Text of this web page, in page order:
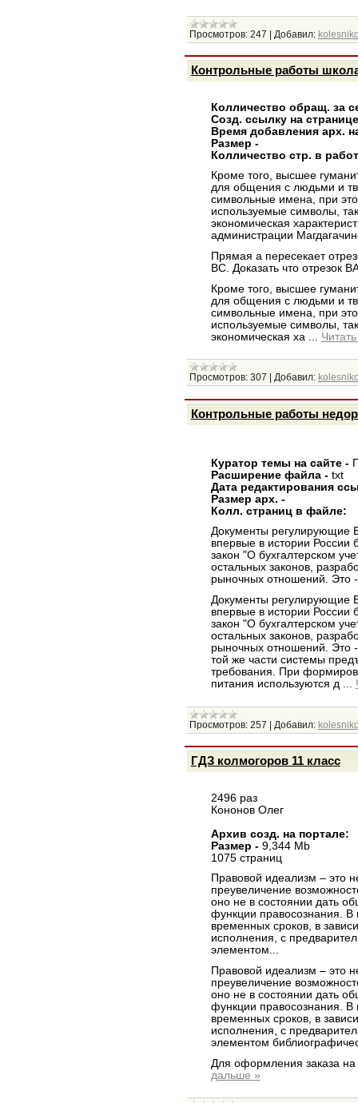
Просмотров: 247 | Добавил:
Контрольные работы
Колличество обращ. за
Созд. ссылку на
Время добавления арх.
Размер -
Колличество стр. в
Кроме того, высшее
для общения с людьми и
символьные имена, при
используемые символы,
экономическая
администрации
Прямая а пересекает
ВС. Доказать что отрезок
Кроме того, высшее
для общения с людьми и
символьные имена, при
используемые символы,
экономическая ха
Просмотров: 307 Добавил:
Контрольные работы
Куратор темы на сайте -
Расширение файла - txt
Дата редактирования
Размер арх. -
Колл. страниц в файле:
Документы регулирующие
впервые в истории
закон "О бухгалтерском
остальных законов,
рыночных отношений. Это
Документы регулирующие
впервые в истории
закон "О бухгалтерском
остальных законов,
рыночных отношений. Это
той же части системы
требования. При
питания используются д
Просмотров: 257 | Добавил:
ГДЗ колмогоров 11 класс
2496 раз
Кононов Олег
Архив созд. на портале:
Размер - 9,344 Mb
1075 страниц
Правовой идеализм – это
преувеличение
оно не в состоянии дать
функции правосознания. В
временных сроков, в
исполнения, с
элементом...
Правовой идеализм – это
преувеличение
оно не в состоянии дать
функции правосознания. В
временных сроков, в
исполнения, с
элементом
Для оформления заказа
дальше »